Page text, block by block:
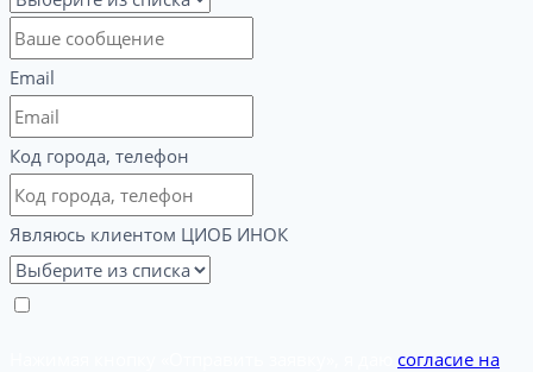
Email
Код города, телефон
Являюсь клиентом ЦИОБ ИНОК
согласие на